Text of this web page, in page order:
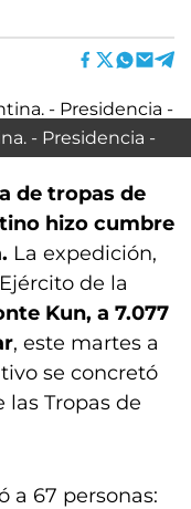
- Presidencia -
de tropas de
hizo cumbre
La expedición,
de la
Kun, a 7.077
, este martes a
se concretó
Tropas de
a 67 personas: